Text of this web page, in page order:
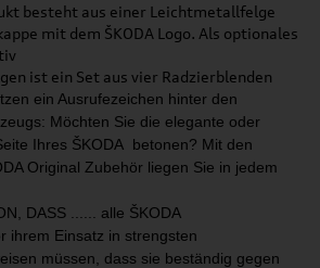
besteht aus einer Leichtmetallfelge
mit dem ŠKODA Logo. Als optionales
ist ein Set aus vier Radzierblenden
ein Ausrufezeichen hinter den
Möchten Sie die elegante oder
Ihres ŠKODA betonen? Mit den
Original Zubehör liegen Sie in jedem
DASS ...
... alle ŠKODA
ihrem Einsatz in strengsten
müssen, dass sie beständig gegen